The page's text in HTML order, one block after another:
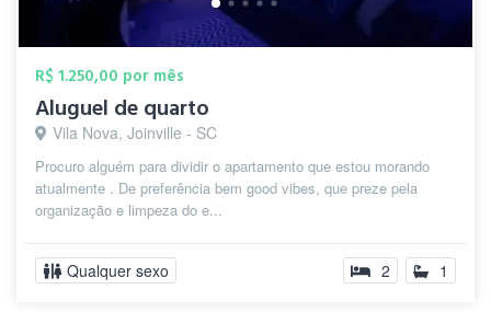
R$ 1.250,00 por mês
Aluguel de quarto
Vila Nova, Joinville - SC
Procuro alguém para dividir o apartamento que estou morando
atualmente . De preferência bem good vibes, que preze pela
organização e limpeza do e...
Qualquer sexo 2 1